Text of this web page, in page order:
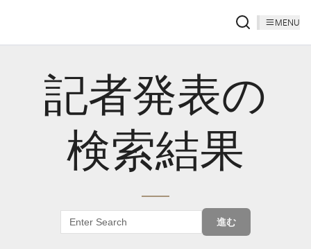
MENU
記者発表の
検索結果
進む